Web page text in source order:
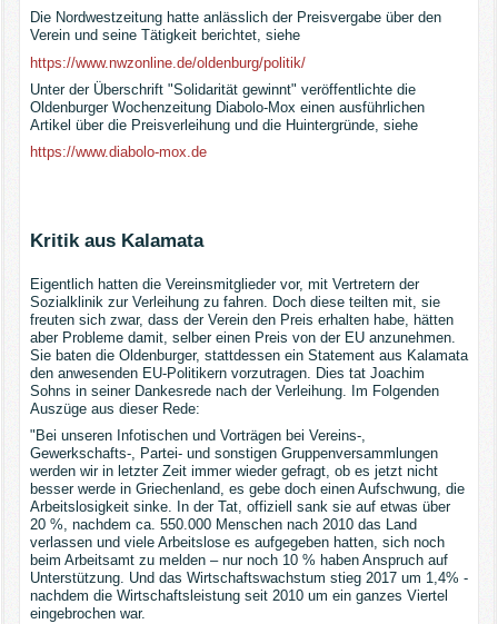
Die Nordwestzeitung hatte anlässlich der Preisvergabe über den
Verein und seine Tätigkeit berichtet, siehe
https://www.nwzonline.de/oldenburg/politik/
Unter der Überschrift "Solidarität gewinnt" veröffentlichte die
Oldenburger Wochenzeitung Diabolo-Mox einen ausführlichen
Artikel über die Preisverleihung und die Huintergründe, siehe
https://www.diabolo-mox.de
Kritik aus Kalamata
Eigentlich hatten die Vereinsmitglieder vor, mit Vertretern der
Sozialklinik zur Verleihung zu fahren. Doch diese teilten mit, sie
freuten sich zwar, dass der Verein den Preis erhalten habe, hätten
aber Probleme damit, selber einen Preis von der EU anzunehmen.
Sie baten die Oldenburger, stattdessen ein Statement aus Kalamata
den anwesenden EU-Politikern vorzutragen. Dies tat Joachim
Sohns in seiner Dankesrede nach der Verleihung. Im Folgenden
Auszüge aus dieser Rede:
"Bei unseren Infotischen und Vorträgen bei Vereins-,
Gewerkschafts-, Partei- und sonstigen Gruppenversammlungen
werden wir in letzter Zeit immer wieder gefragt, ob es jetzt nicht
besser werde in Griechenland, es gebe doch einen Aufschwung, die
Arbeitslosigkeit sinke. In der Tat, offiziell sank sie auf etwas über
20 %, nachdem ca. 550.000 Menschen nach 2010 das Land
verlassen und viele Arbeitslose es aufgegeben hatten, sich noch
beim Arbeitsamt zu melden – nur noch 10 % haben Anspruch auf
Unterstützung. Und das Wirtschaftswachstum stieg 2017 um 1,4% -
nachdem die Wirtschaftsleistung seit 2010 um ein ganzes Viertel
eingebrochen war.